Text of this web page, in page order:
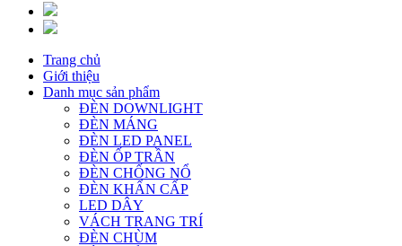
Trang chủ
Giới thiệu
Danh mục sản phẩm
ĐÈN DOWNLIGHT
ĐÈN MÁNG
ĐÈN LED PANEL
ĐÈN ỐP TRẦN
ĐÈN CHỐNG NỔ
ĐÈN KHẨN CẤP
LED DÂY
VÁCH TRANG TRÍ
ĐÈN CHÙM